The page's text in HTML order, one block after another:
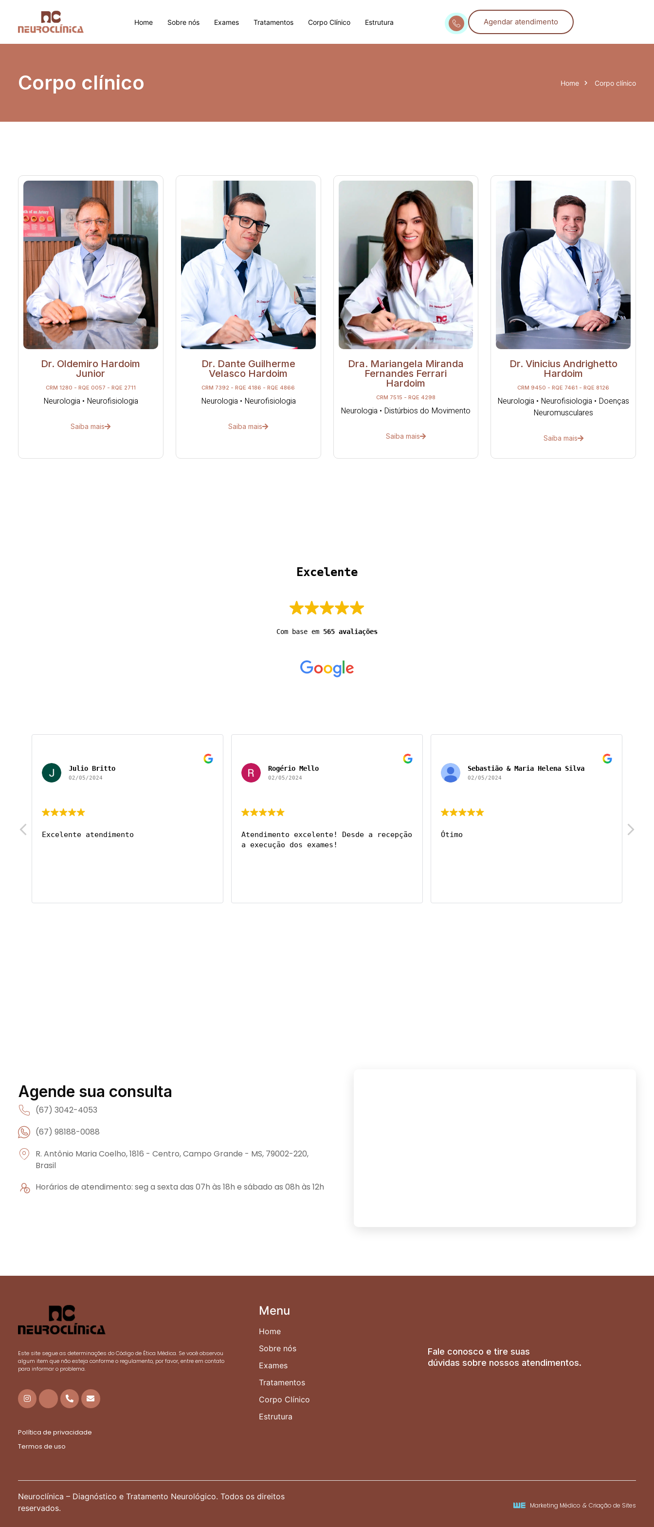
Home Sobre nós Exames Tratamentos Corpo Clínico Estrutura Agendar atendimento
Corpo clínico Home Corpo clínico
Dr. Oldemiro Hardoim
Junior
CRM 1280 - RQE 0057 - RQE 2711
Neurologia • Neurofisiologia
Saiba mais
Dr. Dante Guilherme
Velasco Hardoim
CRM 7392 - RQE 4186 - RQE 4866
Neurologia • Neurofisiologia
Saiba mais
Dra. Mariangela Miranda
Fernandes Ferrari
Hardoim
CRM 7515 - RQE 4298
Neurologia • Distúrbios do Movimento
Saiba mais
Dr. Vinicius Andrighetto
Hardoim
CRM 9450 - RQE 7461 - RQE 8126
Neurologia • Neurofisiologia • Doenças
Neuromusculares
Saiba mais
Excelente
Com base em 565 avaliações
Julio Britto
02/05/2024
Excelente atendimento
Rogério Mello
02/05/2024
Atendimento excelente! Desde a recepção
a execução dos exames!
Sebastião & Maria Helena Silva
02/05/2024
Ótimo
Agende sua consulta
(67) 3042-4053
(67) 98188-0088
R. Antônio Maria Coelho, 1816 - Centro, Campo Grande - MS, 79002-220,
Brasil
Horários de atendimento: seg a sexta das 07h às 18h e sábado as 08h às 12h
Este site segue as determinações do Código de Ética Médica. Se você observou
algum item que não esteja conforme o regulamento, por favor, entre em contato
para informar o problema.
Política de privacidade
Termos de uso
Menu
Home
Sobre nós
Exames
Tratamentos
Corpo Clínico
Estrutura
Fale conosco e tire suas
dúvidas sobre nossos atendimentos.
Neuroclínica – Diagnóstico e Tratamento Neurológico. Todos os direitos
reservados.
Marketing Médico & Criação de Sites